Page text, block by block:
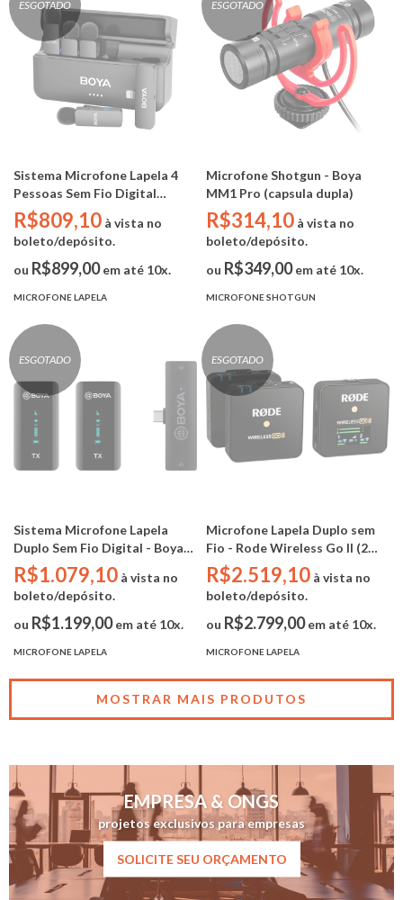
ESGOTADO
Sistema Microfone Lapela 4
Pessoas Sem Fio Digital
Lightning - Boya BY-V4D (4TX
/ 1 RX / Case Carregamento )
R$809,10 à vista no
boleto/depósito.
ou R$899,00em até 10x.
MICROFONE LAPELA
ESGOTADO
Microfone Shotgun - Boya
MM1 Pro (capsula dupla)
R$314,10 à vista no
boleto/depósito.
ou R$349,00em até 10x.
MICROFONE SHOTGUN
ESGOTADO
Sistema Microfone Lapela
Duplo Sem Fio Digital - Boya
BY-XM6-S6 (2.4Ghz / OLED /
ANDROID TYP-C)
R$1.079,10 à vista no
boleto/depósito.
ou R$1.199,00em até 10x.
MICROFONE LAPELA
ESGOTADO
Microfone Lapela Duplo sem
Fio - Rode Wireless Go II (2
TX/ 1 RX)
R$2.519,10 à vista no
boleto/depósito.
ou R$2.799,00em até 10x.
MICROFONE LAPELA
MOSTRAR MAIS PRODUTOS
EMPRESA & ONGS
projetos exclusivos para empresas
SOLICITE SEU ORÇAMENTO